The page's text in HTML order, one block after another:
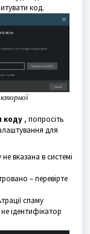
код.
коду , попросіть
для
вказана в системі
– перевірте
спаму
ідентифікатор